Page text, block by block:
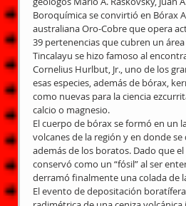
Boroquímica se convirtió en Bórax
australiana Oro-Cobre que opera
39 pertenencias que cubren un
Tincalayu se hizo famoso al
Cornelius Hurlbut, Jr., uno de los
esas especies, además de bórax,
como nuevas para la ciencia
calcio o magnesio.
El cuerpo de bórax se formó en un
volcanes de la región y en donde
además de los boratos. Dado que
conservó como un “fósil” al ser
derramó finalmente una colada de
El evento de depositación